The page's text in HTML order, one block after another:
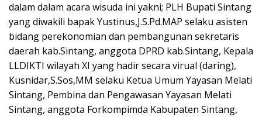
dalam dalam acara wisuda ini yakni; PLH Bupati Sintang
yang diwakili bapak Yustinus,J.S.Pd.MAP selaku asisten
bidang perekonomian dan pembangunan sekretaris
daerah kab.Sintang, anggota DPRD kab.Sintang, Kepala
LLDIKTI wilayah XI yang hadir secara virual (daring),
Kusnidar,S.Sos,MM selaku Ketua Umum Yayasan Melati
Sintang, Pembina dan Pengawasan Yayasan Melati
Sintang, anggota Forkompimda Kabupaten Sintang,